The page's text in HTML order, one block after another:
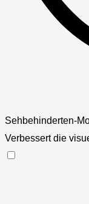
Sehbehinderten-
Verbessert die